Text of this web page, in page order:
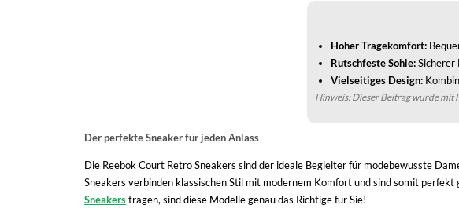
Hoher Tragekomfort:
Rutschfeste Sohle:Sicherer
Vielseitiges Design:
Hinweis: Dieser Beitrag wurde mit
Der perfekte Sneaker für jeden Anlass
Die Reebok Court Retro Sneakers sind der ideale Begleiter für modebewusste
Sneakers verbinden klassischen Stil mit modernem Komfort und sind somit
Sneakerstragen, sind diese Modelle genau das Richtige für Sie!